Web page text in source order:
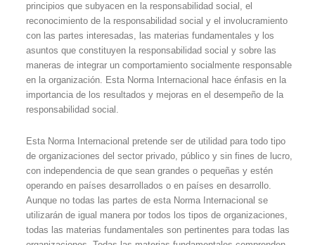
principios que subyacen en la responsabilidad social, el
reconocimiento de la responsabilidad social y el involucramiento
con las partes interesadas, las materias fundamentales y los
asuntos que constituyen la responsabilidad social y sobre las
maneras de integrar un comportamiento socialmente responsable
en la organización. Esta Norma Internacional hace énfasis en la
importancia de los resultados y mejoras en el desempeño de la
responsabilidad social.
Esta Norma Internacional pretende ser de utilidad para todo tipo
de organizaciones del sector privado, público y sin fines de lucro,
con independencia de que sean grandes o pequeñas y estén
operando en países desarrollados o en países en desarrollo.
Aunque no todas las partes de esta Norma Internacional se
utilizarán de igual manera por todos los tipos de organizaciones,
todas las materias fundamentales son pertinentes para todas las